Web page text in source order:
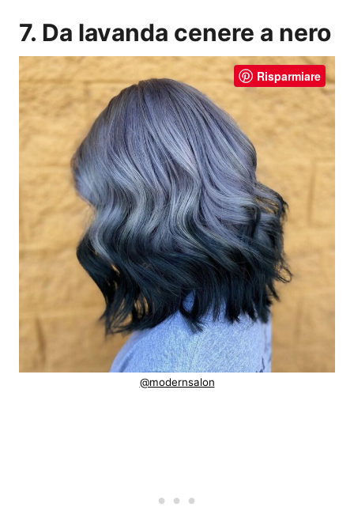
7. Da lavanda cenere a nero
Risparmiare
@modernsalon